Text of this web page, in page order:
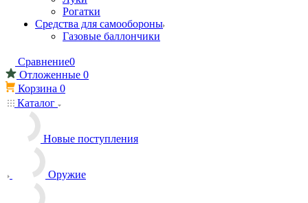
Рогатки
Средства для самообороны
Газовые баллончики
Сравнение0
Отложенные 0
Корзина 0
Каталог
Новые поступления
Оружие